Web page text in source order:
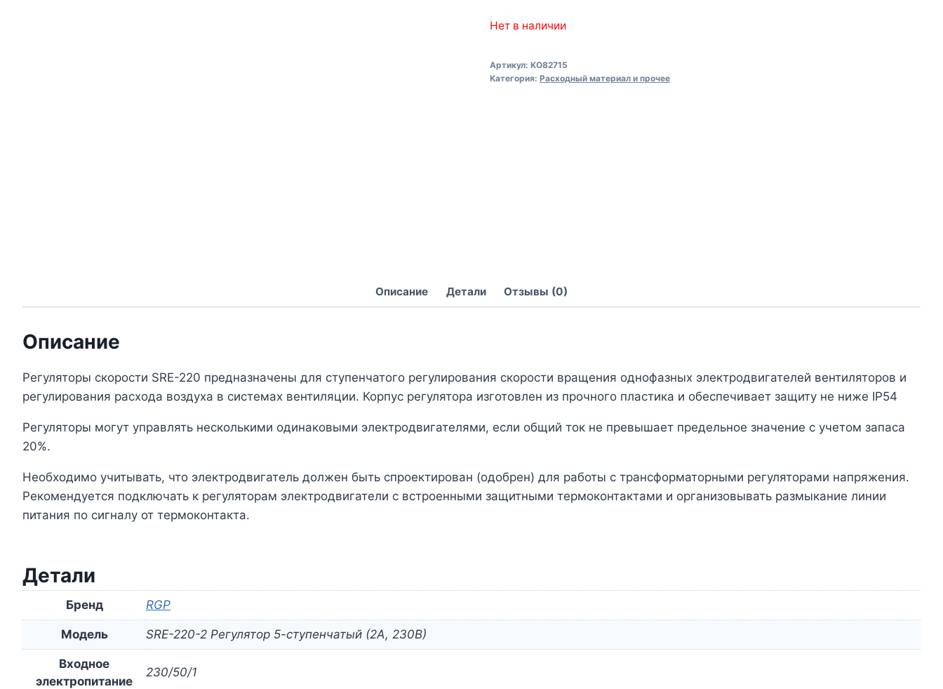
Нет в наличии
Артикул: KO82715
Категория: Расходный материал и прочее
Описание Детали Отзывы (0)
Описание
Регуляторы скорости SRE-220 предназначены для ступенчатого регулирования скорости вращения однофазных электродвигателей вентиляторов и
регулирования расхода воздуха в системах вентиляции. Корпус регулятора изготовлен из прочного пластика и обеспечивает защиту не ниже IP54
Регуляторы могут управлять несколькими одинаковыми электродвигателями, если общий ток не превышает предельное значение с учетом запаса
20%.
Необходимо учитывать, что электродвигатель должен быть спроектирован (одобрен) для работы с трансформаторными регуляторами напряжения.
Рекомендуется подключать к регуляторам электродвигатели с встроенными защитными термоконтактами и организовывать размыкание линии
питания по сигналу от термоконтакта.
Детали
Бренд RGP
Модель SRE-220-2 Регулятор 5-ступенчатый (2А, 230В)
Входное
электропитание
230/50/1